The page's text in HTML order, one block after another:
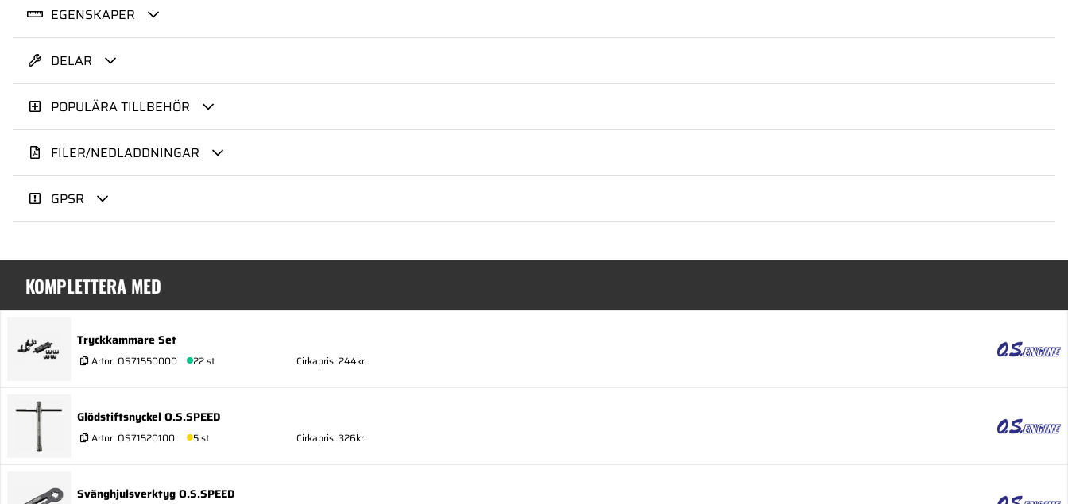
EGENSKAPER
DELAR
POPULÄRA TILLBEHÖR
FILER/NEDLADDNINGAR
GPSR
KOMPLETTERA MED
Tryckkammare Set
Artnr: OS71550000 22 st Cirkapris: 244kr
Glödstiftsnyckel O.S.SPEED
Artnr: OS71520100 5 st Cirkapris: 326kr
Svänghjulsverktyg O.S.SPEED